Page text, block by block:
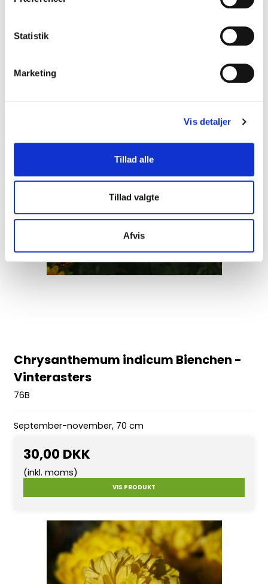
Statistik
Marketing
Vis detaljer
Tillad alle
Tillad valgte
Afvis
Oktober-november, 60 cm
30,00 DKK
Chrysanthemum indicum Bienchen -
Vinterasters
76B
September-november, 70 cm
30,00 DKK
(inkl. moms)
VIS PRODUKT